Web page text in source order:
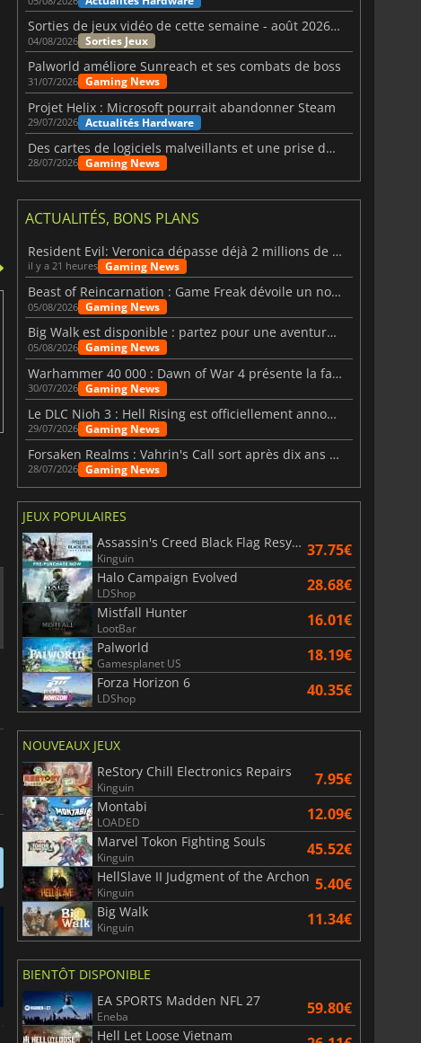
Sorties de jeux vidéo de cette semaine - août 2026 (semaine 32)
04/08/2026 Sorties Jeux
Palworld améliore Sunreach et ses combats de boss
31/07/2026 Gaming News
Projet Helix : Microsoft pourrait abandonner Steam
29/07/2026 Actualités Hardware
Des cartes de logiciels malveillants et une prise de contrôle de Discord ont touché Meccha Chameleon
28/07/2026 Gaming News
ACTUALITÉS, BONS PLANS
Resident Evil: Veronica dépasse déjà 2 millions de wishlists
il y a 21 heures Gaming News
Beast of Reincarnation : Game Freak dévoile un nouveau pari
05/08/2026 Gaming News
Big Walk est disponible : partez pour une aventure entre amis
05/08/2026 Gaming News
Warhammer 40 000 : Dawn of War 4 présente la faction des Nécrons
30/07/2026 Gaming News
Le DLC Nioh 3 : Hell Rising est officiellement annoncé
29/07/2026 Gaming News
Forsaken Realms : Vahrin's Call sort après dix ans de développement
28/07/2026 Gaming News
JEUX POPULAIRES
Assassin's Creed Black Flag Resynced
Kinguin 37.75€
Halo Campaign Evolved
LDShop 28.68€
Mistfall Hunter
LootBar 16.01€
Palworld
Gamesplanet US 18.19€
Forza Horizon 6
LDShop 40.35€
NOUVEAUX JEUX
ReStory Chill Electronics Repairs
Kinguin 7.95€
Montabi
LOADED 12.09€
Marvel Tokon Fighting Souls
Kinguin 45.52€
HellSlave II Judgment of the Archon
Kinguin 5.40€
Big Walk
Kinguin 11.34€
BIENTÔT DISPONIBLE
EA SPORTS Madden NFL 27
Eneba 59.80€
Hell Let Loose Vietnam